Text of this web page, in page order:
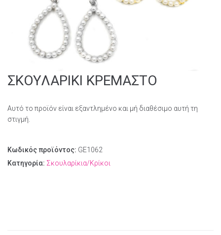
ΣΚΟΥΛΑΡΙΚΙ ΚΡΕΜΑΣΤΟ
Αυτό το προϊόν είναι εξαντλημένο και μή διαθέσιμο αυτή τη
στιγμή.
Κωδικός προϊόντος: GE1062
Κατηγορία: Σκουλαρίκια/Κρίκοι